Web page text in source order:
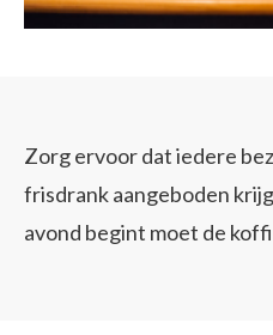
Zorg ervoor dat iedere
frisdrank aangeboden
avond begint moet de